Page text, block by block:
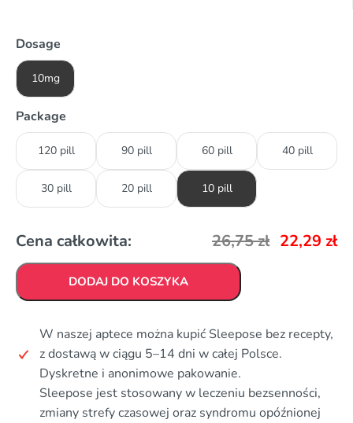
Dosage
10mg
Package
120 pill 90 pill 60 pill 40 pill
30 pill 20 pill 10 pill
Cena całkowita: 26,75zł 22,29 zł
DODAJ DO KOSZYKA
W naszej aptece można kupić Sleepose bez recepty,
z dostawą w ciągu 5–14 dni w całej Polsce.
Dyskretne i anonimowe pakowanie.
Sleepose jest stosowany w leczeniu bezsenności,
zmiany strefy czasowej oraz syndromu opóźnionej